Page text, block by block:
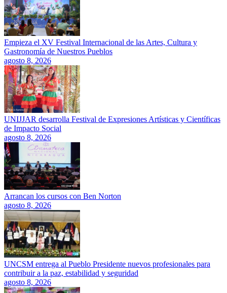
Empieza el XV Festival Internacional de las Artes, Cultura y
Gastronomía de Nuestros Pueblos
agosto 8, 2026
UNIJJAR desarrolla Festival de Expresiones Artísticas y Científicas
de Impacto Social
agosto 8, 2026
Arrancan los cursos con Ben Norton
agosto 8, 2026
UNCSM entrega al Pueblo Presidente nuevos profesionales para
contribuir a la paz, estabilidad y seguridad
agosto 8, 2026